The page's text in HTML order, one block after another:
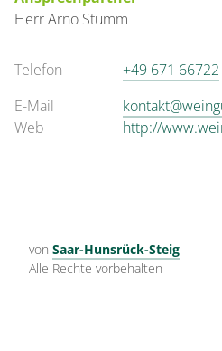
HerrArno Stumm
Telefon
+49 671 66722
E-Mail
Web
http://
von Saar-Hunsrück-Steig
Alle Rechte vorbehalten